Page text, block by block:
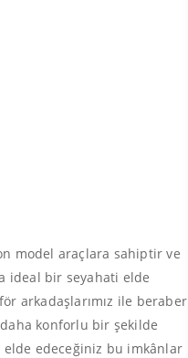
model araçlara sahiptir ve
ideal bir seyahati elde
arkadaşlarımız ile beraber
konforlu bir şekilde
elde edeceğiniz bu imkânlar